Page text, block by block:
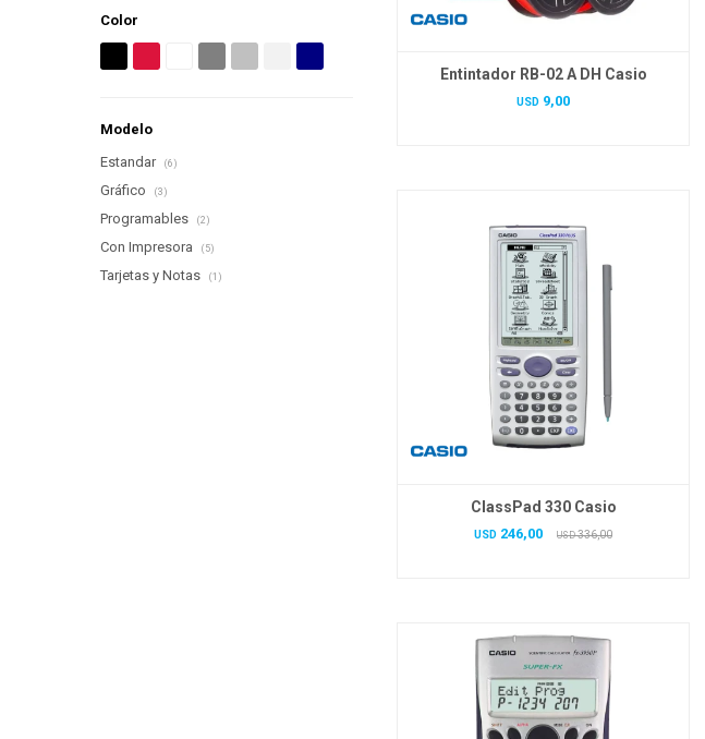
Entintador RB-02 A DH Casio
USD 9,00
ClassPad 330 Casio
USD 246,00 USD 336,00
Color
Modelo
Estandar
(6)
Gráfico (3)
Programables (2)
Con Impresora (5)
Tarjetas y Notas (1)